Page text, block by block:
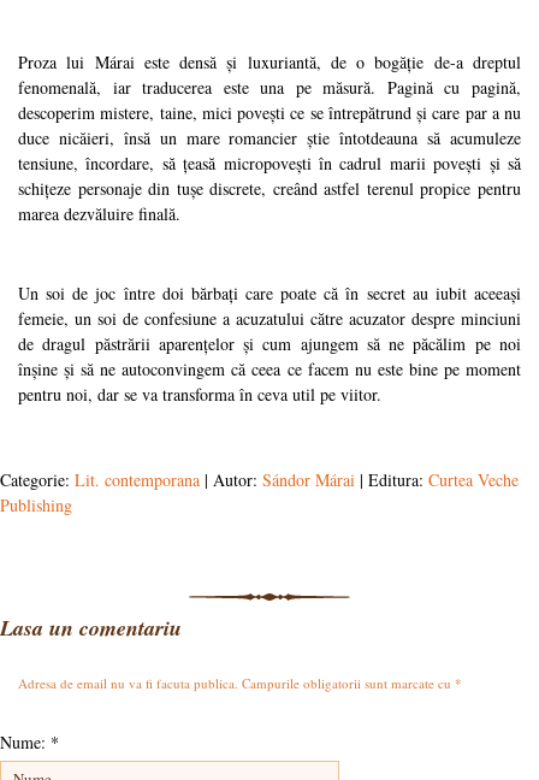
Proza lui Márai este densă și luxuriantă, de o bogăție de-a dreptul
fenomenală, iar traducerea este una pe măsură. Pagină cu pagină,
descoperim mistere, taine, mici povești ce se întrepătrund și care par a nu
duce nicăieri, însă un mare romancier știe întotdeauna să acumuleze
tensiune, încordare, să țeasă micropovești în cadrul marii povești și să
schițeze personaje din tușe discrete, creând astfel terenul propice pentru
marea dezvăluire finală.
Un soi de joc între doi bărbați care poate că în secret au iubit aceeași
femeie, un soi de confesiune a acuzatului către acuzator despre minciuni
de dragul păstrării aparențelor și cum ajungem să ne păcălim pe noi
înșine și să ne autoconvingem că ceea ce facem nu este bine pe moment
pentru noi, dar se va transforma în ceva util pe viitor.
Categorie: Lit. contemporana | Autor: Sándor Márai | Editura: Curtea Veche
Publishing
Lasa un comentariu
Adresa de email nu va fi facuta publica. Campurile obligatorii sunt marcate cu *
Nume: *